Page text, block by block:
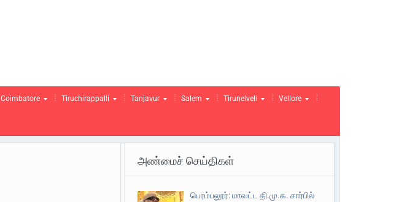
Coimbatore Tiruchirappalli Tanjavur Salem Tirunelveli Vellore
அண்மைச் செய்திகள்
பெரம்பலூர்: மாவட்ட தி.மு.க. சார்பில்